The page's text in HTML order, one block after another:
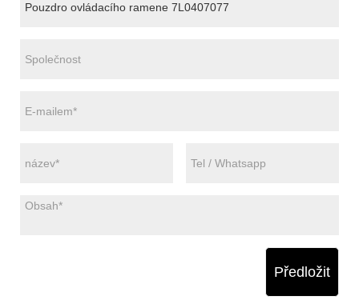
Předložit